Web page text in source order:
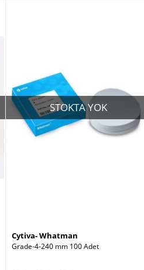
STOKTA YOK
Cytiva- Whatman
Grade-4-240 mm 100 Adet